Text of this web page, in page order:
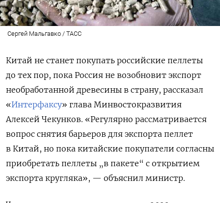
Сергей Мальгавко / ТАСС
Китай не станет покупать российские пеллеты
до тех пор, пока Россия не возобновит экспорт
необработанной древесины в страну, рассказал
«Интерфаксу» глава Минвостокразвития
Алексей Чекунков. «Регулярно рассматривается
вопрос снятия барьеров для экспорта пеллет
в Китай, но пока китайские покупатели согласны
приобретать пеллеты „в пакете“ с открытием
экспорта кругляка», — объяснил министр.